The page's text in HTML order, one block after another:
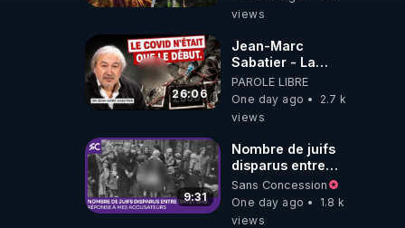
views
26:06
Jean-Marc
Sabatier - La
Covid-19 n'a été
que le début -
L'ARNm &
où auront-t-il ?
PAROLE LIBRE
One day ago
2.7 k
views
9:31
Nombre de juifs
disparus entre
1941 et 1945
(Réponse à mes
accusateurs)
Sans Concession
One day ago
1.8 k
views